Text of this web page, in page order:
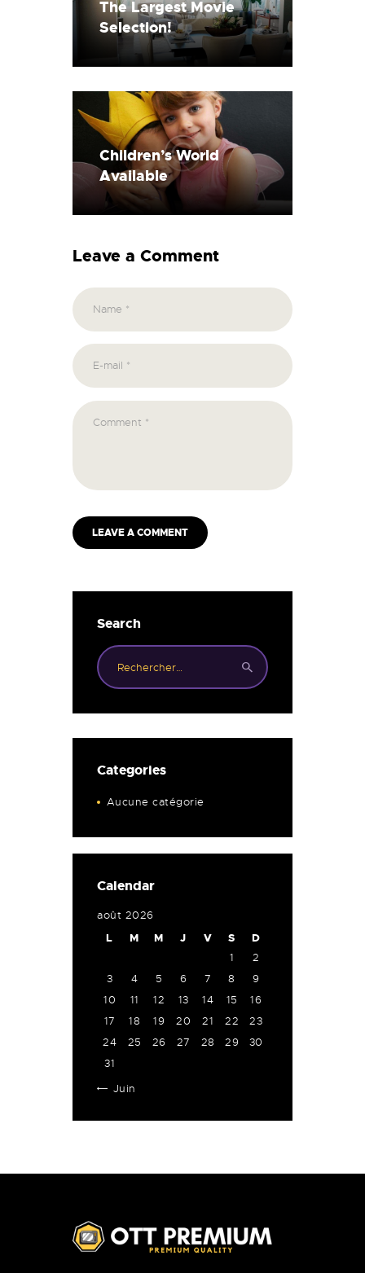
The Largest Movie
Selection!
Children’s World
Available
Leave a Comment
Search
Categories
Aucune catégorie
Calendar
août 2026
L
M M J V S
D
1
2
3
4 5 6 7 8
9
10
11 12 13 14 15
16
17
18 19 20 21 22
23
24
25 26 27 28 29
30
31
« Juin